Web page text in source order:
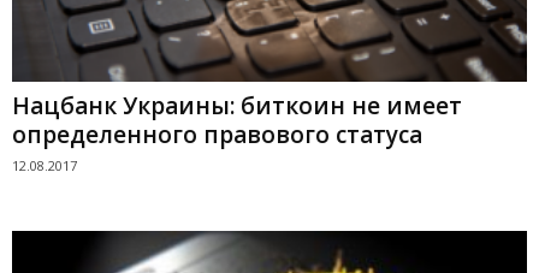
Нацбанк Украины: биткоин не имеет
определенного правового статуса
12.08.2017